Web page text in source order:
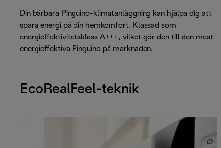
Din bärbara Pinguino-klimatanläggning kan hjälpa dig att
spara energi på din hemkomfort. Klassad som
energieffektivitetsklass A+++, vilket gör den till den mest
energieffektiva Pinguino på marknaden.
EcoRealFeel-teknik